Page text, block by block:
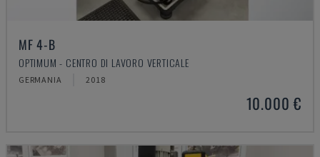
MF 4-B
OPTIMUM - CENTRO DI LAVORO VERTICALE
GERMANIA 2018
10.000 €